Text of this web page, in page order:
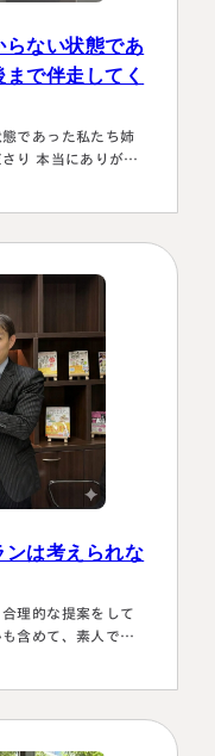
らない状態であ
で伴走してく
であった私たち姉
り 本当にありがた
納税を済ませるこ
ンは考えられな
理的な提案をして
含めて、素人では